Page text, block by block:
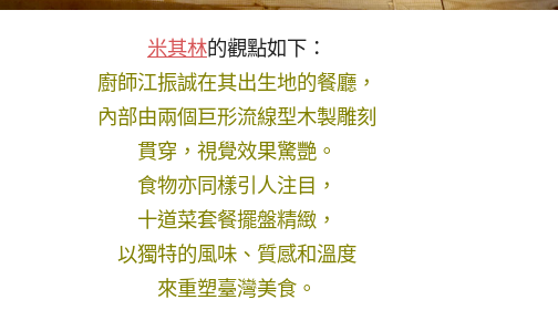
米其林的觀點如下：
廚師江振誠在其出生地的餐廳，
內部由兩個巨形流線型木製雕刻
貫穿，視覺效果驚艷。
食物亦同樣引人注目，
十道菜套餐擺盤精緻，
以獨特的風味、質感和溫度
來重塑臺灣美食。